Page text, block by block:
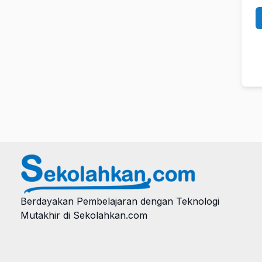
Berdayakan Pembelajaran dengan Teknologi
Mutakhir di Sekolahkan.com